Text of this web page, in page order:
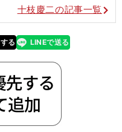
十枝慶二の記事一覧
る
line LINEで送る